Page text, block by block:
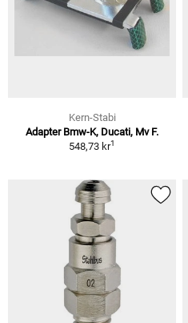
Kern-Stabi
Adapter Bmw-K, Ducati, Mv F.
548,73 kr1